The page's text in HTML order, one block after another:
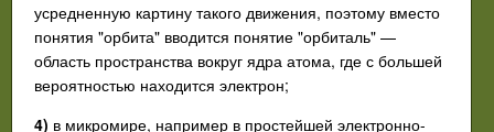
усредненную картину такого движения, поэтому вместо
понятия "орбита" вводится понятие "орбиталь" —
область пространства вокруг ядра атома, где с большей
вероятностью находится электрон;
4) в микромире, например в простейшей электронно-